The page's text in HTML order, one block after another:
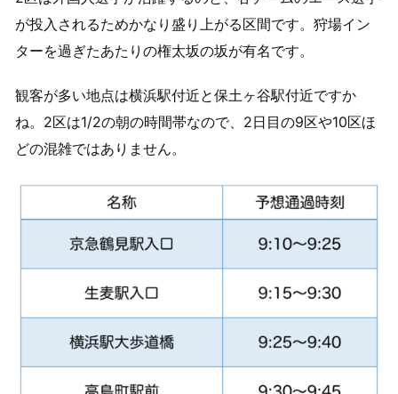
が投入されるためかなり盛り上がる区間です。狩場イン
ターを過ぎたあたりの権太坂の坂が有名です。
観客が多い地点は横浜駅付近と保土ヶ谷駅付近ですか
ね。2区は1/2の朝の時間帯なので、2日目の9区や10区ほ
どの混雑ではありません。